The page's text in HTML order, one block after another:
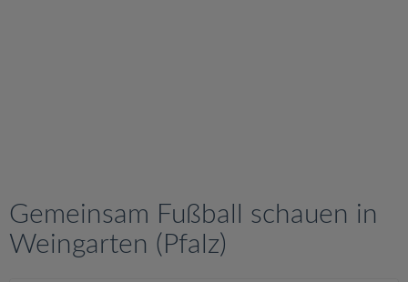
Gemeinsam Fußball schauen in
Weingarten (Pfalz)